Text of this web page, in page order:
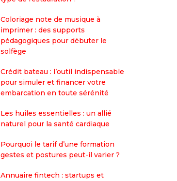
Coloriage note de musique à
imprimer : des supports
pédagogiques pour débuter le
solfège
Crédit bateau : l’outil indispensable
pour simuler et financer votre
embarcation en toute sérénité
Les huiles essentielles : un allié
naturel pour la santé cardiaque
Pourquoi le tarif d’une formation
gestes et postures peut-il varier ?
Annuaire fintech : startups et